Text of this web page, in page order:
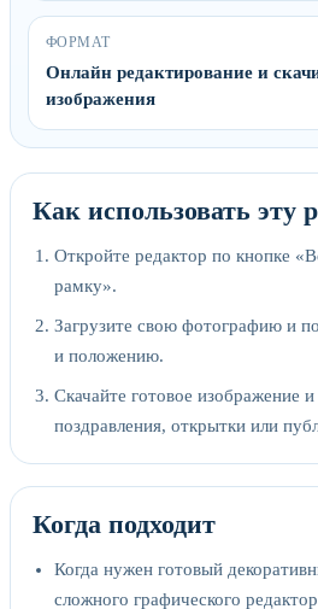
ФОРМАТ
Онлайн редактирование и
изображения
Как использовать эту
Откройте редактор по кнопке
рамку».
Загрузите свою фотографию и
и положению.
Скачайте готовое изображение
поздравления, открытки или
Когда подходит
Когда нужен готовый
сложного графического